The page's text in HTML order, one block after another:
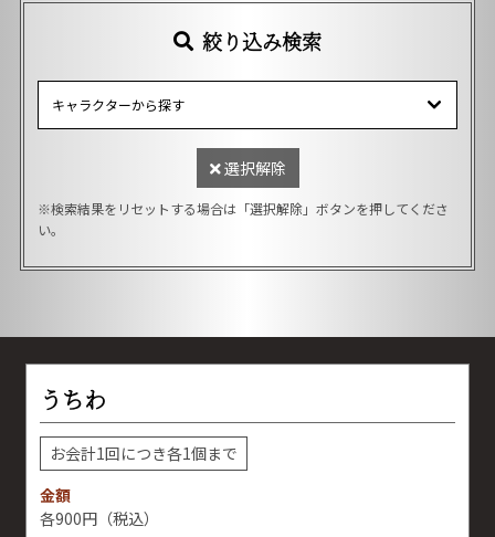
絞り込み検索
選択解除
※検索結果をリセットする場合は「選択解除」ボタンを押してくださ
い。
うちわ
お会計1回につき各1個まで
金額
900円 （税込）